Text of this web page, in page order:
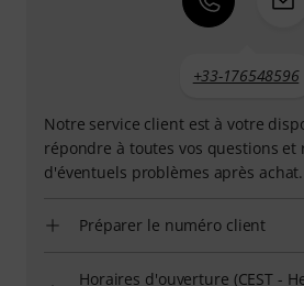
+33-176548596
Notre service client est à votre
répondre à toutes vos questions et
d'éventuels problèmes après achat.
Préparer le numéro client
Horaires d'ouverture (CEST -